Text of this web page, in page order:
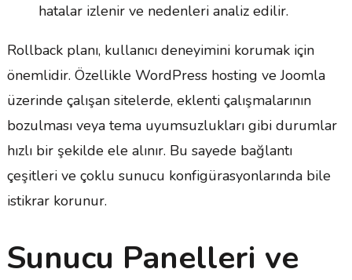
hatalar izlenir ve nedenleri analiz edilir.
Rollback planı, kullanıcı deneyimini korumak için
önemlidir. Özellikle WordPress hosting ve Joomla
üzerinde çalışan sitelerde, eklenti çalışmalarının
bozulması veya tema uyumsuzlukları gibi durumlar
hızlı bir şekilde ele alınır. Bu sayede bağlantı
çeşitleri ve çoklu sunucu konfigürasyonlarında bile
istikrar korunur.
Sunucu Panelleri ve